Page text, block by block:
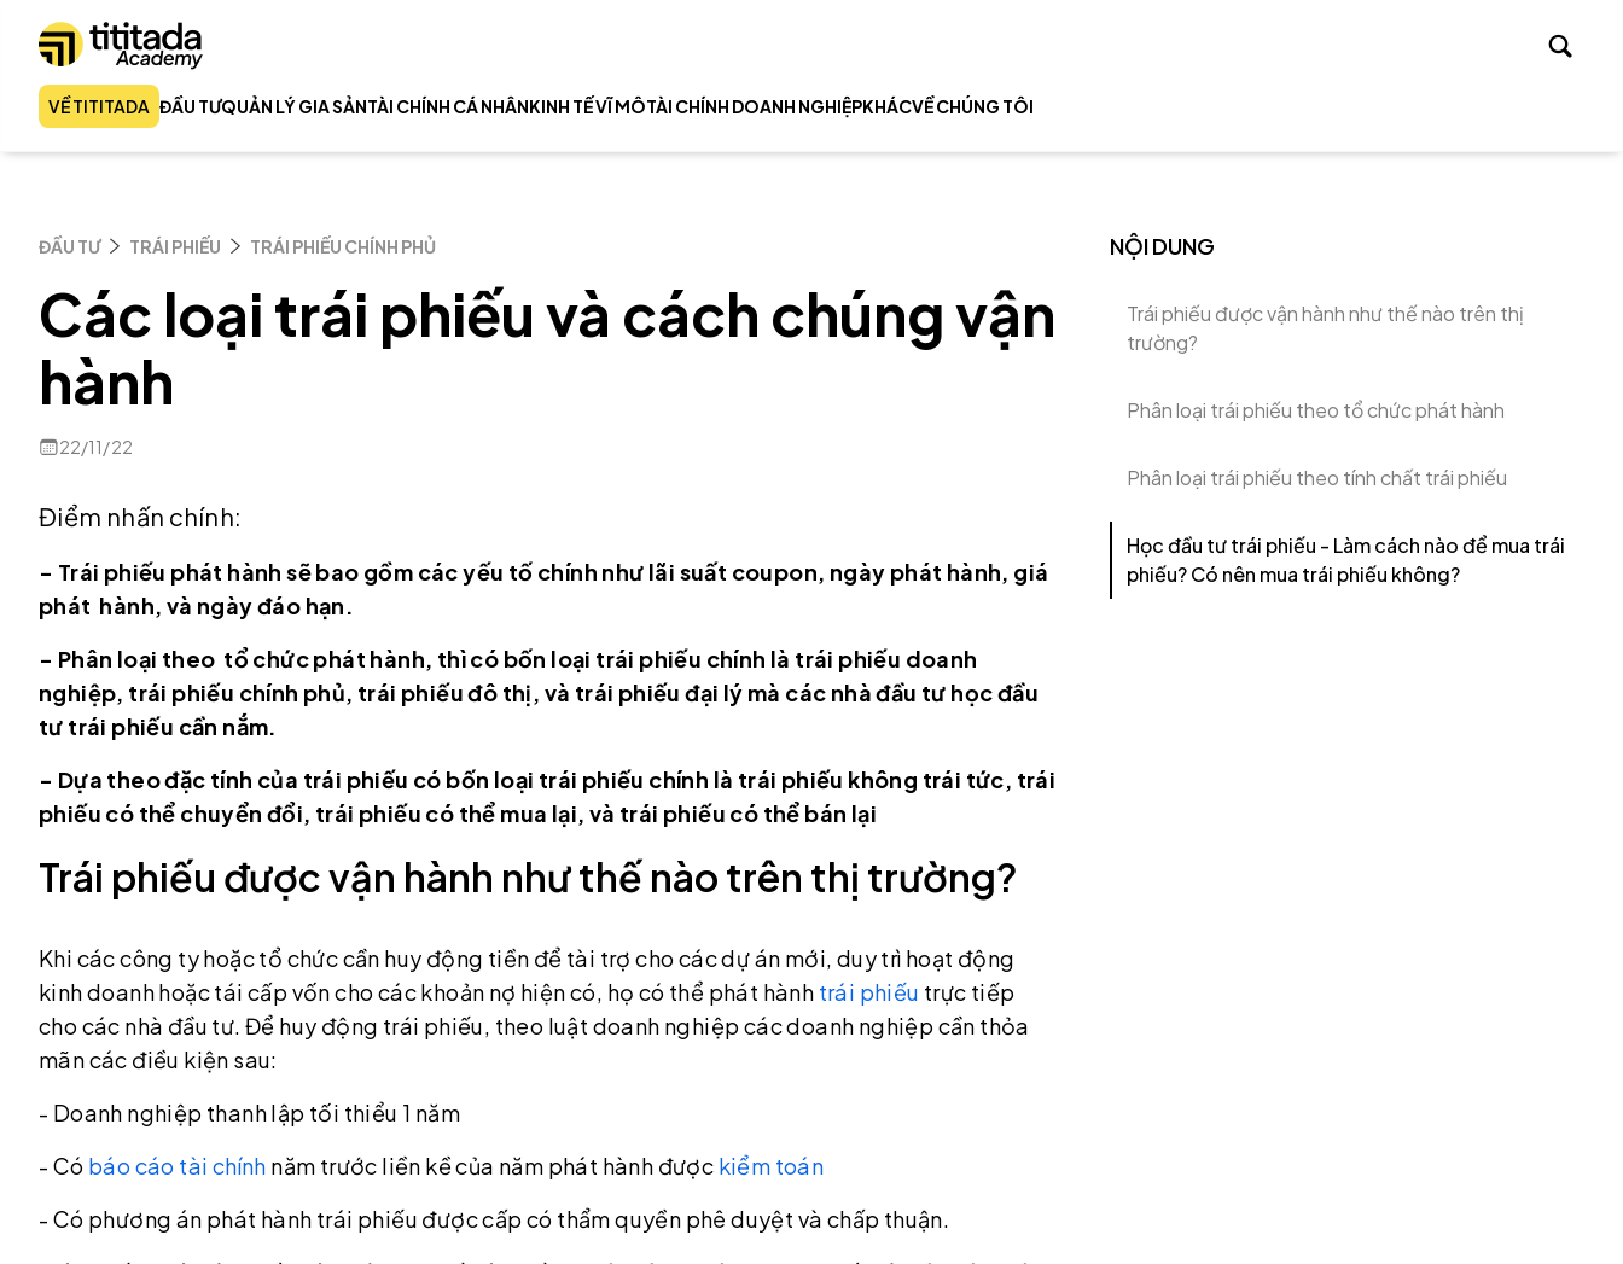
kiếm
VỀ TITITADA ĐẦU TƯQUẢN LÝ GIA SẢNTÀI CHÍNH CÁ NHÂNKINH TẾ VĨ MÔTÀI CHÍNH DOANH NGHIỆPKHÁCVỀ CHÚNG TÔI
ĐẦU TƯ TRÁI PHIẾU TRÁI PHIẾU CHÍNH PHỦ
Các loại trái phiếu và cách chúng vận
hành
22/11/22
NỘI DUNG
Trái phiếu được vận hành như thế nào trên thị
trường?
Phân loại trái phiếu theo tổ chức phát hành
Phân loại trái phiếu theo tính chất trái phiếu
Học đầu tư trái phiếu - Làm cách nào để mua trái
phiếu? Có nên mua trái phiếu không?
Điểm nhấn chính:
- Trái phiếu phát hành sẽ bao gồm các yếu tố chính như lãi suất coupon, ngày phát hành, giá
phát hành, và ngày đáo hạn.
- Phân loại theo tổ chức phát hành, thì có bốn loại trái phiếu chính là trái phiếu doanh
nghiệp, trái phiếu chính phủ, trái phiếu đô thị, và trái phiếu đại lý mà các nhà đầu tư học đầu
tư trái phiếu cần nắm.
- Dựa theo đặc tính của trái phiếu có bốn loại trái phiếu chính là trái phiếu không trái tức, trái
phiếu có thể chuyển đổi, trái phiếu có thể mua lại, và trái phiếu có thể bán lại
Trái phiếu được vận hành như thế nào trên thị trường?
Khi các công ty hoặc tổ chức cần huy động tiền để tài trợ cho các dự án mới, duy trì hoạt động
kinh doanh hoặc tái cấp vốn cho các khoản nợ hiện có, họ có thể phát hành trái phiếu trực tiếp
cho các nhà đầu tư. Để huy động trái phiếu, theo luật doanh nghiệp các doanh nghiệp cần thỏa
mãn các điều kiện sau:
- Doanh nghiệp thanh lập tối thiểu 1 năm
- Có báo cáo tài chính năm trước liền kề của năm phát hành được kiểm toán
- Có phương án phát hành trái phiếu được cấp có thẩm quyền phê duyệt và chấp thuận.